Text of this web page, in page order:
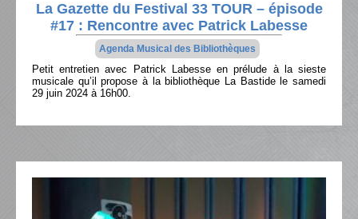
La Gazette du Festival 33 TOUR – épisode
#17 : Rencontre avec Patrick Labesse
Agenda Musical des Bibliothèques
Petit entretien avec Patrick Labesse en prélude à la sieste
musicale qu’il propose à la bibliothèque La Bastide le samedi
29 juin 2024 à 16h00.